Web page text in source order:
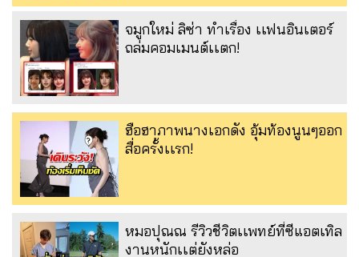
จมูกใหม่ ลิซ่า ทำเรื่อง เเฟนอินเตอร์
ถล่มคอมเมนต์เเตก!
ฮือฮาภาพนางเอกดัง อุ้มท้องนูนๆออก
สื่อครั้งเเรก!
หมอปุณณ รีวิวชีวิตเเพทย์ที่ซีแอตเทิล
งานหนักเเต่ยังหล่อ